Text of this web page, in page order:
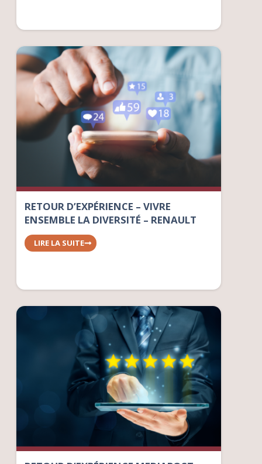
RETOUR D’EXPÉRIENCE – VIVRE
ENSEMBLE LA DIVERSITÉ – RENAULT
LIRE LA SUITE